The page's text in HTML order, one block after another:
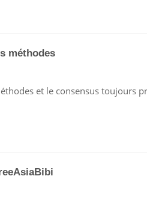
méthodes
et le consensus toujours